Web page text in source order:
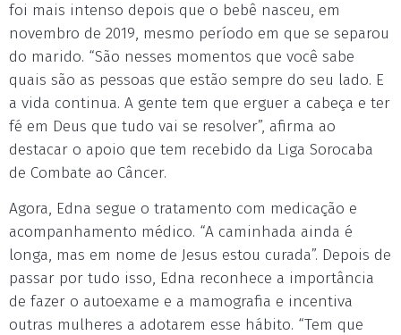
foi mais intenso depois que o bebê nasceu, em
novembro de 2019, mesmo período em que se separou
do marido. “São nesses momentos que você sabe
quais são as pessoas que estão sempre do seu lado. E
a vida continua. A gente tem que erguer a cabeça e ter
fé em Deus que tudo vai se resolver”, afirma ao
destacar o apoio que tem recebido da Liga Sorocaba
de Combate ao Câncer.
Agora, Edna segue o tratamento com medicação e
acompanhamento médico. “A caminhada ainda é
longa, mas em nome de Jesus estou curada”. Depois de
passar por tudo isso, Edna reconhece a importância
de fazer o autoexame e a mamografia e incentiva
outras mulheres a adotarem esse hábito. “Tem que